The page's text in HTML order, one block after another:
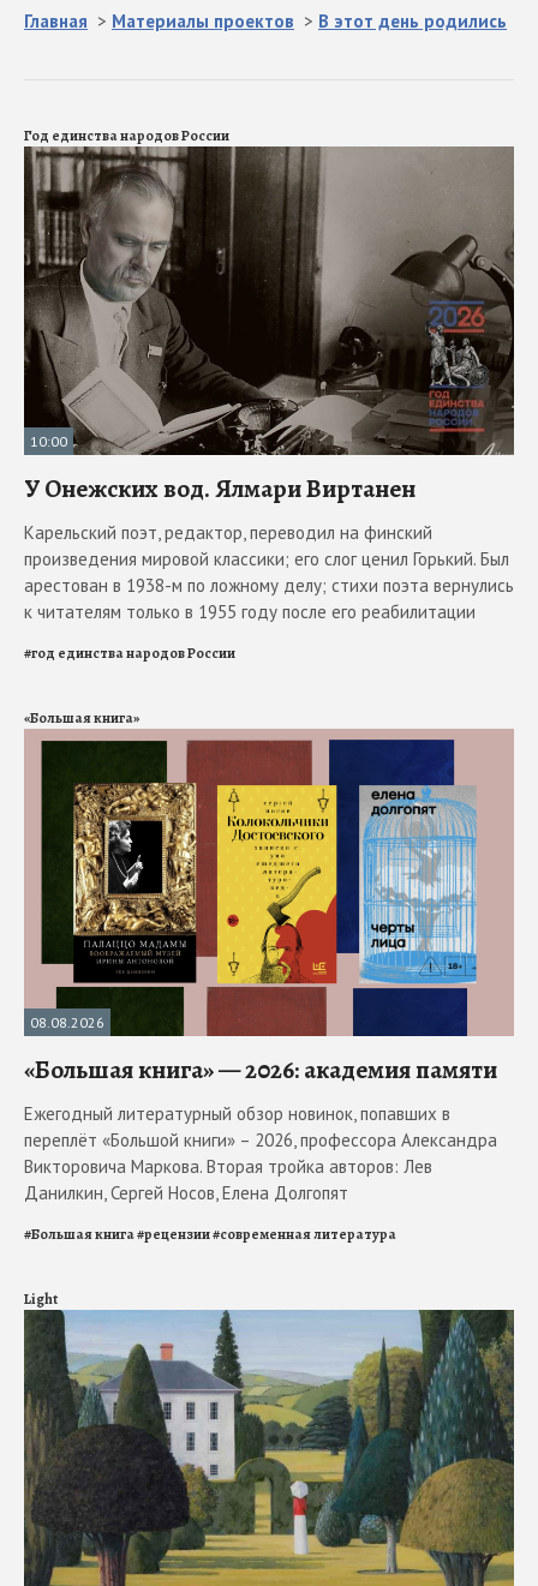
Главная > Материалы проектов > В этот день родились
Год единства народов России
10:00
У Онежских вод. Ялмари Виртанен
Карельский поэт, редактор, переводил на финский
произведения мировой классики; его слог ценил Горький. Был
арестован в 1938-м по ложному делу; стихи поэта вернулись
к читателям только в 1955 году после его реабилитации
#год единства народов России
«Большая книга»
08.08.2026
«Большая книга» — 2026: академия памяти
Ежегодный литературный обзор новинок, попавших в
переплёт «Большой книги» – 2026, профессора Александра
Викторовича Маркова. Вторая тройка авторов: Лев
Данилкин, Сергей Носов, Елена Долгопят
#Большая книга#рецензии#современная литература
Light